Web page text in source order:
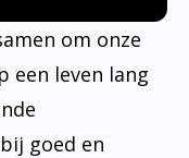
om onze
een leven lang
goed en